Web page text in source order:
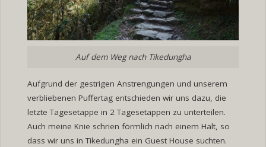
Auf dem Weg nach Tikedungha
Aufgrund der gestrigen Anstrengungen und unserem
verbliebenen Puffertag entschieden wir uns dazu, die
letzte Tagesetappe in 2 Tagesetappen zu unterteilen.
Auch meine Knie schrien förmlich nach einem Halt, so
dass wir uns in Tikedungha ein Guest House suchten.